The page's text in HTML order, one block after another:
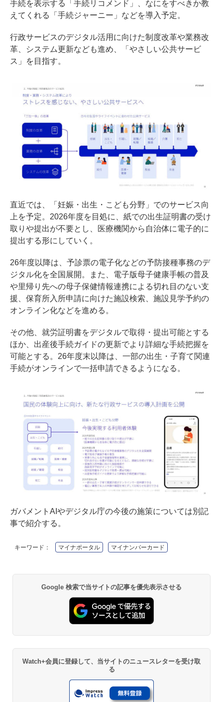
手続を表示する「手続リコメンド」、なにをすべきか教
えてくれる「手続ジャーニー」などを導入予定。
行政サービスのデジタル活用に向けた制度改革や業務改
革、システム更新なども進め、「やさしい公共サービ
ス」を目指す。
直近では、「妊娠・出生・こども分野」でのサービス向
上を予定。2026年度を目処に、紙での出生証明書の受け
取りや提出が不要とし、医療機関から自治体に電子的に
提出する形にしていく。
26年度以降は、予診票の電子化などの予防接種事務のデ
ジタル化を全国展開。また、電子版母子健康手帳の普及
や里帰り先への母子保健情報連携による切れ目のない支
援、保育所入所申請に向けた施設検索、施設見学予約の
オンライン化などを進める。
その他、就労証明書をデジタルで取得・提出可能とする
ほか、出産後手続ガイドの更新でより詳細な手続把握を
可能とする。26年度末以降は、一部の出生・子育て関連
手続がオンラインで一括申請できるようになる。
ガバメントAIやデジタル庁の今後の施策については別記
事で紹介する。
キーワード： マイナポータル マイナンバーカード
Google 検索で当サイトの記事を優先表示させる
Watch+会員に登録して、当サイトのニュースレターを受け取
る